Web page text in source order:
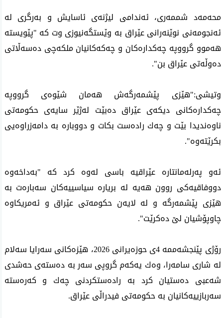
محه‌مه‌د شممه‌ری، ئه‌ندامی لیژنه‌ی ئاسایش و به‌رگری له‌
ئه‌نجومه‌نی نوێنه‌رانی عێراق به‌ وێستگه‌نیوزی وت كه‌ "پێویسته‌
هه‌موو گرووپه‌ چه‌كداره‌كان و چه‌كه‌كانیان ملكه‌چی ده‌سه‌ڵاتی
ده‌وڵه‌تی عێراق بن".
وتیشی‌:"هێزی پێشمه‌رگه‌ش هه‌مان شێوه‌ی گرووپه‌
چه‌كداره‌كانی دیكه‌ی عێراق ده‌بێت له‌ژێر سایه‌ی حكومه‌تی
ناوه‌ندیدا بێت و چه‌ك راده‌ست بكات و دووباره‌ به‌ دامه‌زراوه‌یی
بكرێته‌وه‌".
ئه‌و په‌رله‌مانتاره‌ عێراقیه‌ باسی‌ له‌وه‌ كرد كه‌ "به‌داخه‌وه‌
دووفاقیه‌كی روون هه‌یه‌ له‌ بریاره‌ سیاسییه‌كان سه‌باره‌ت به‌
هێزی پێشمه‌رگه‌ و له‌ لایه‌ن حكومه‌تی عێراق و ئه‌مریكاوه‌
چاوپۆشیان لێ‌ ده‌كرێت".
رۆژی پێنجشه‌ممه‌ 4ی حوزه‌یرانی 2026، هێزه‌كانی سه‌رایا سه‌لام
له‌ شاری سامه‌را، وه‌ك یه‌كه‌م گروپی سه‌ر به‌ ده‌سته‌ی حه‌شدی
شه‌عبی ده‌ستیان كرد به‌ راده‌ستكردنی چه‌ك و كه‌ره‌سته‌
سه‌ربازییه‌كانیان به‌ حكومه‌تی فیدراڵی عێراق.